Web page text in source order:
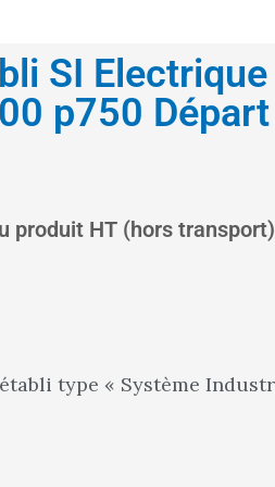
SI
p750 Départ
produit HT (hors
type « Système